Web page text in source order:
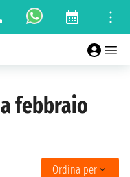
febbraio
Ordina per